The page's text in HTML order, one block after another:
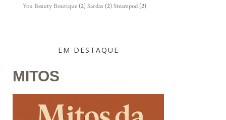
You Beauty Boutique (2)Sardas (2)Steampod (2)
EM DESTAQUE
MITOS